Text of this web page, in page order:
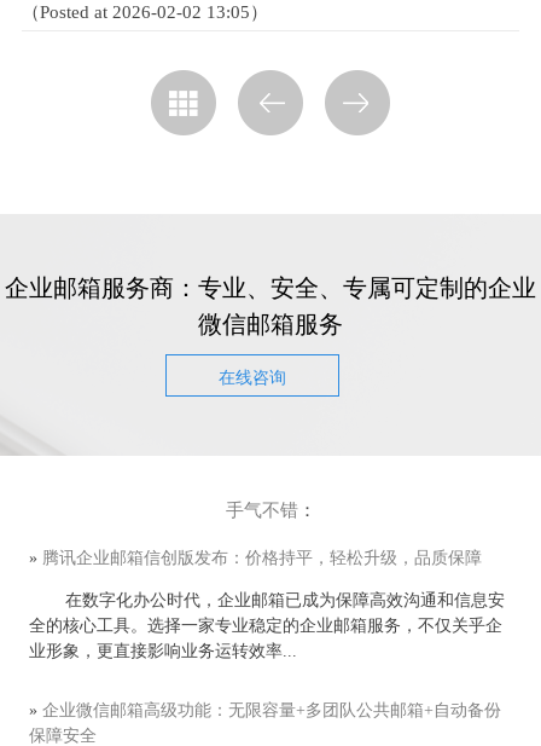
（Posted at 2026-02-02 13:05）
企业邮箱服务商：专业、安全、专属可定制的企业
微信邮箱服务
在线咨询
手气不错：
» 腾讯企业邮箱信创版发布：价格持平，轻松升级，品质保障
在数字化办公时代，企业邮箱已成为保障高效沟通和信息安
全的核心工具。选择一家专业稳定的企业邮箱服务，不仅关乎企
业形象，更直接影响业务运转效率...
» 企业微信邮箱高级功能：无限容量+多团队公共邮箱+自动备份
保障安全